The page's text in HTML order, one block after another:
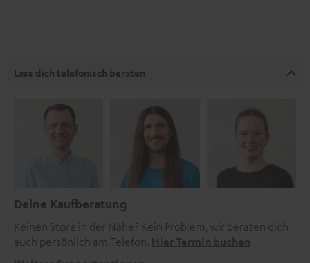
Lass dich telefonisch beraten
Deine Kaufberatung
Keinen Store in der Nähe? Kein Problem, wir beraten dich
auch persönlich am Telefon. Hier Termin buchen